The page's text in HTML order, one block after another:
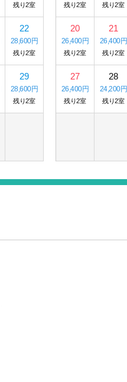
残り2室
22
28,600円
残り2室
29
28,600円
残り2室
残り2室 残り2室
20
26,400円
残り2室
21
26,400円
残り2室
27
26,400円
残り2室
28
24,200円
残り2室